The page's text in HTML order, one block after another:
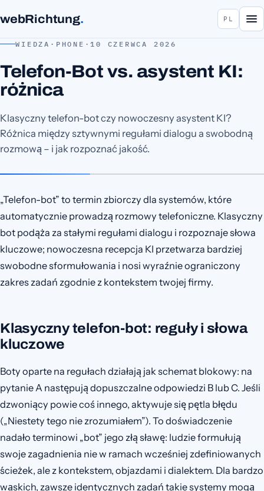
webRichtung. PL
WIEDZA · PHONE ·10 CZERWCA 2026
Telefon-Bot vs. asystent KI:
różnica
Klasyczny telefon-bot czy nowoczesny asystent KI?
Różnica między sztywnymi regułami dialogu a swobodną
rozmową – i jak rozpoznać jakość.
„Telefon-bot” to termin zbiorczy dla systemów, które
automatycznie prowadzą rozmowy telefoniczne. Klasyczny
bot podąża za stałymi regułami dialogu i rozpoznaje słowa
kluczowe; nowoczesna recepcja KI przetwarza bardziej
swobodne sformułowania i nosi wyraźnie ograniczony
zakres zadań zgodnie z kontekstem twojej firmy.
Klasyczny telefon-bot: reguły i słowa
kluczowe
Boty oparte na regułach działają jak schemat blokowy: na
pytanie A następują dopuszczalne odpowiedzi B lub C. Jeśli
dzwoniący powie coś innego, aktywuje się pętla błędu
(„Niestety tego nie zrozumiałem”). To doświadczenie
nadało terminowi „bot” jego złą sławę: ludzie formułują
swoje zagadnienia nie w ramach wcześniej zdefiniowanych
ścieżek, ale z kontekstem, objazdami i dialektem. Dla bardzo
wąskich, zawsze identycznych zadań takie systemy mogą